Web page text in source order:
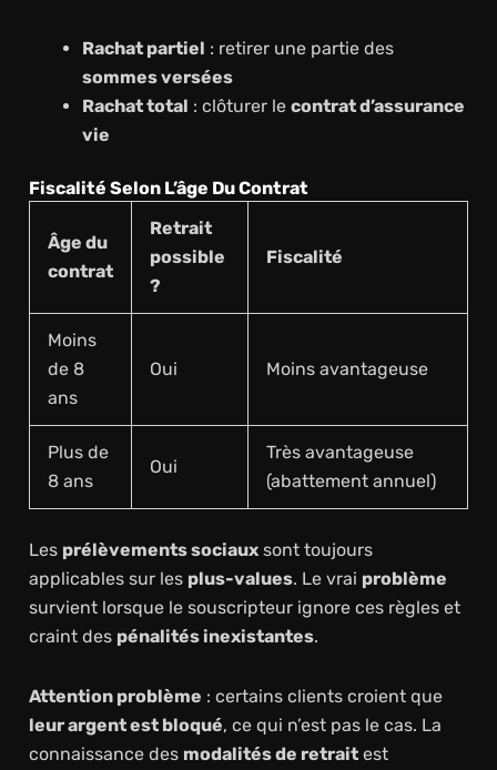
Rachat partiel : retirer une partie des
sommes versées
Rachat total : clôturer le contrat d’assurance
vie
Fiscalité Selon L’âge Du Contrat
Âge du
contrat
Retrait
possible
?
Fiscalité
Moins
de 8
ans
Oui Moins avantageuse
Plus de
8 ans
Oui
Très avantageuse
(abattement annuel)
Les prélèvements sociauxsont toujours
applicables sur les plus-values. Le vrai problème
survient lorsque le souscripteur ignore ces règles et
craint des pénalités inexistantes.
Attention problème : certains clients croient que
leur argent est bloqué, ce qui n’est pas le cas. La
connaissance des modalités de retraitest